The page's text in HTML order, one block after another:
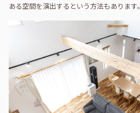
ある空間を演出するという方法もあります。